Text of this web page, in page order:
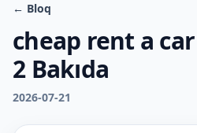
← Bloq
cheap rent a
2 Bakıda
2026-07-21